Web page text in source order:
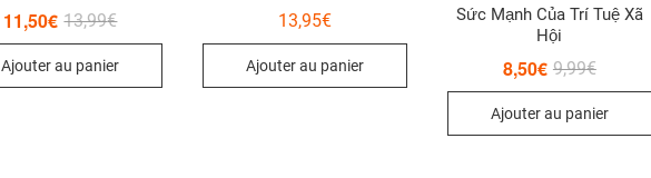
13,99€Le
était :
13,99€.
11,50€
Le
est :
11,50€.
Ajouter au panier
13,95€
Ajouter au panier
Sức Mạnh Của Trí Tuệ Xã
Hội
9,99€Le
était :
9,99€.
8,50€
Le
est :
8,50€.
Ajouter au panier